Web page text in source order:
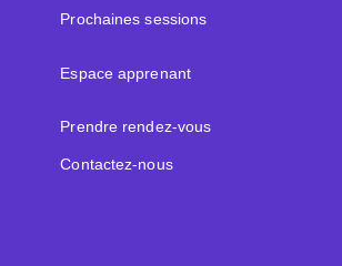
Prochaines sessions
Espace apprenant
Prendre rendez-vous
Contactez-nous